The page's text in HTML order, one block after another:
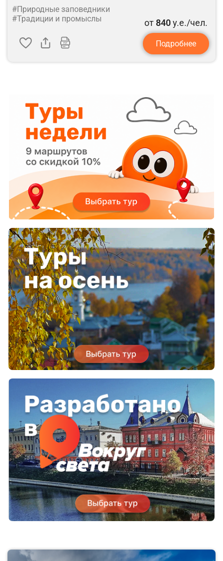
#Природные заповедники
#Традиции и промыслы
от 840у.е./чел.
Подробнее